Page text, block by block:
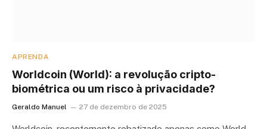
APRENDA
Worldcoin (World): a revolução cripto-
biométrica ou um risco à privacidade?
Geraldo Manuel 27 de dezembro de 2025